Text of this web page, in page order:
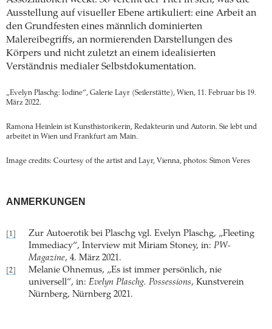
Ausstellung auf visueller Ebene artikuliert: eine Arbeit an
den Grundfesten eines männlich dominierten
Malereibegriffs, an normierenden Darstellungen des
Körpers und nicht zuletzt an einem idealisierten
Verständnis medialer Selbstdokumentation.
„Evelyn Plaschg: Iodine“, Galerie Layr (Seilerstätte), Wien, 11. Februar bis 19.
März 2022.
Ramona Heinlein ist Kunsthistorikerin, Redakteurin und Autorin. Sie lebt und
arbeitet in Wien und Frankfurt am Main.
Image credits: Courtesy of the artist and Layr, Vienna, photos: Simon Veres
ANMERKUNGEN
[1]
Zur Autoerotik bei Plaschg vgl. Evelyn Plaschg, „Fleeting
Immediacy“, Interview mit Miriam Stoney, in: PW-
Magazine, 4. März 2021.
[2]
Melanie Ohnemus, „Es ist immer persönlich, nie
universell“, in: Evelyn Plaschg. Possessions, Kunstverein
Nürnberg, Nürnberg 2021.